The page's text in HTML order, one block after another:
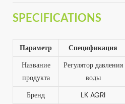
SPECIFICATIONS
Параметр
Спецификация
Название
продукта
Регулятор давления
воды
Бренд
LK AGRI